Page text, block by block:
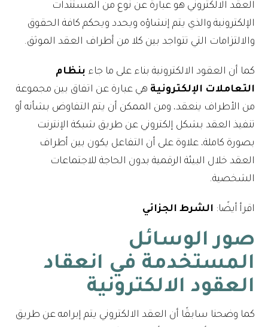
العقد الالكتروني هو عبارة عن نوع من المستندات
الإلكترونية والذي يتم إنشاؤه ويحدد ويحكم كافة الحقوق
والالتزامات التي تتواجد بين كلا من أطراف العقد الموثق.
كما أن العقود الالكترونية بناء على ما جاء بنظام
التعاملات الإلكترونية هي عبارة عن اتفاق بين مجموعة
من الأطراف ينعقد، ومن الممكن أن يتم التفاوض بشأنه أو
تنفيذ العقد بشكل إلكتروني عن طريق شبكة الإنترنت
بصورة كاملة، علاوة على أن التفاعل يكون بين أطراف
العقد خلال البيئة الرقمية بدون الحاجة للاجتماعات
الشخصية.
اقرأ أيضًا: الشرط الجزائي
صور الوسائل
المستخدمة في انعقاد
العقود الالكترونية
كما وضحنا سابقًا أن العقد الالكتروني يتم إبرامه عن طريق